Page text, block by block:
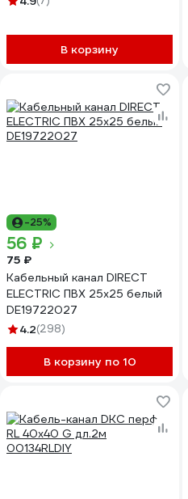
В корзину
-25%
56 ₽
75 ₽
Кабельный канал DIRECT
ELECTRIC ПВХ 25x25 белый
DE19722027
4.2(298)
В корзину по 10